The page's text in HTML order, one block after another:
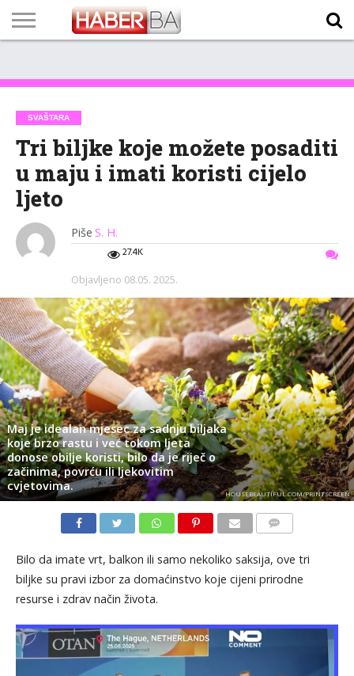
TECH
PROGRAM
PROGNOZA
PUTEVIMA
LISTA
NAMA
SVAŠTARA
Tri biljke koje možete posaditi
u maju i imati koristi cijelo
ljeto
Piše S. H.
27.4K
Objavljeno 08.05. 2025.
Maj je idealan mjesec za sadnju biljaka
koje brzo rastu i već tokom ljeta
donose obilje koristi, bilo da je riječ o
začinima, povrću ili ljekovitim
cvjetovima.
HOUSEBEAUTIFUL.COM/PRINTSCREEN
Bilo da imate vrt, balkon ili samo nekoliko saksija, ove tri
biljke su pravi izbor za domaćinstvo koje cijeni prirodne
resurse i zdrav način života.